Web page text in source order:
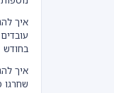
איך
בחודש
איך
שחרגו מעל 12